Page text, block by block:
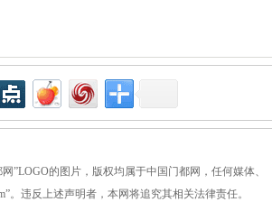
”LOGO的图片，版权均属于中国门都网，任何媒体、
。违反上述声明者，本网将追究其相关法律责任。